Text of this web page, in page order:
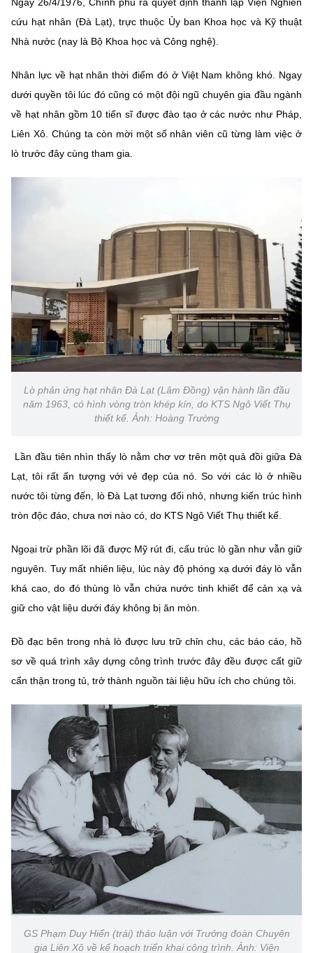
cứu hạt nhân (Đà Lạt), trực thuộc Ủy ban Khoa học và Kỹ thuật
Nhà nước (nay là Bộ Khoa học và Công nghệ).
Nhân lực về hạt nhân thời điểm đó ở Việt Nam không khó. Ngay
dưới quyền tôi lúc đó cũng có một đội ngũ chuyên gia đầu ngành
về hạt nhân gồm 10 tiến sĩ được đào tạo ở các nước như Pháp,
Liên Xô. Chúng ta còn mời một số nhân viên cũ từng làm việc ở
lò trước đây cùng tham gia.
Lò phản ứng hạt nhân Đà Lạt (Lâm Đồng) vận hành lần đầu
năm 1963, có hình vòng tròn khép kín, do KTS Ngô Viết Thụ
thiết kế. Ảnh: Hoàng Trường
Lần đầu tiên nhìn thấy lò nằm chơ vơ trên một quả đồi giữa Đà
Lạt, tôi rất ấn tượng với vẻ đẹp của nó. So với các lò ở nhiều
nước tôi từng đến, lò Đà Lạt tương đối nhỏ, nhưng kiến trúc hình
tròn độc đáo, chưa nơi nào có, do KTS Ngô Viết Thụ thiết kế.
Ngoại trừ phần lõi đã được Mỹ rút đi, cấu trúc lò gần như vẫn giữ
nguyên. Tuy mất nhiên liệu, lúc này độ phóng xạ dưới đáy lò vẫn
khá cao, do đó thùng lò vẫn chứa nước tinh khiết để cản xạ và
giữ cho vật liệu dưới đáy không bị ăn mòn.
Đồ đạc bên trong nhà lò được lưu trữ chỉn chu, các báo cáo, hồ
sơ về quá trình xây dựng công trình trước đây đều được cất giữ
cẩn thận trong tủ, trở thành nguồn tài liệu hữu ích cho chúng tôi.
GS Phạm Duy Hiển (trái) thảo luận với Trưởng đoàn Chuyên
gia Liên Xô về kế hoạch triển khai công trình. Ảnh: Viện